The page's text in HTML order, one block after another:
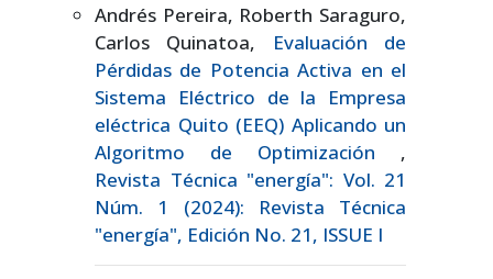
Andrés Pereira, Roberth Saraguro,
Carlos Quinatoa,
Evaluación de
Pérdidas de Potencia Activa en el
Sistema Eléctrico de la Empresa
eléctrica Quito (EEQ) Aplicando un
Algoritmo de Optimización ,
Revista Técnica "energía": Vol. 21
Núm. 1 (2024): Revista Técnica
"energía", Edición No. 21, ISSUE I